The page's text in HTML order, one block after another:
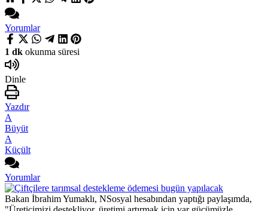
Yorumlar
1 dk okunma süresi
Dinle
Yazdır
A
Büyüt
A
Küçült
Yorumlar
Bakan İbrahim Yumaklı, NSosyal hesabından yaptığı paylaşımda,